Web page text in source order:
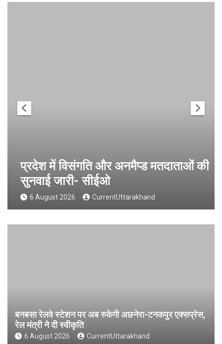
प्रदेश में विसंगति और अनमैप्ड मतदाताओं की
सुनवाई जारी- सीईओ
6 August 2026 CurrentUttarakhand
बनबसा रेलवे स्टेशन पर अब रुकेगी अछनेरा-टनकपुर एक्सप्रेस,
रेल मंत्री ने दी स्वीकृति
6 August 2026 CurrentUttarakhand